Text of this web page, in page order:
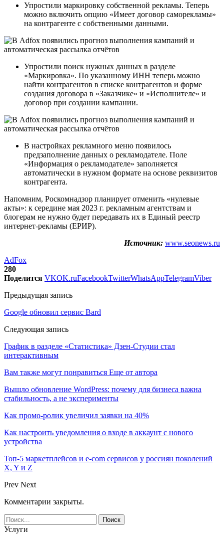
Упростили маркировку собственной рекламы. Теперь
можно включить опцию «Имеет договор саморекламы»
на контрагенте с собственными данными.
Упростили поиск нужных данных в разделе
«Маркировка». По указанному ИНН теперь можно
найти контрагентов в списке контрагентов и форме
создания договора в «Заказчике» и «Исполнителе» и
договор при создании кампании.
В настройках рекламного меню появилось
предзаполнение данных о рекламодателе. Поле
«Информация о рекламодателе» заполняется
автоматически в нужном формате на основе реквизитов
контрагента.
Напомним, Роскомнадзор планирует отменить «нулевые
акты»: к середине мая 2023 г. рекламным агентствам и
блогерам не нужно будет передавать их в Единый реестр
интернет-рекламы (ЕРИР).
Источник: www.seonews.ru
AdFox
280
Поделится VKOK.ruFacebookTwitterWhatsAppTelegramViber
Предыдущая запись
Google обновил сервис Bard
Следующая запись
График в разделе «Статистика» Дзен-Студии стал
интерактивным
Вам также могут понравиться Еще от автора
Вышло обновление WordPress: почему для бизнеса важна
стабильность, а не эксперименты
Как промо-ролик увеличил заявки на 40%
Как настроить уведомления о входе в аккаунт с нового
устройства
Топ-5 маркетплейсов и e-com сервисов у россиян поколений
X, Y и Z
Prev Next
Комментарии закрыты.
Услуги